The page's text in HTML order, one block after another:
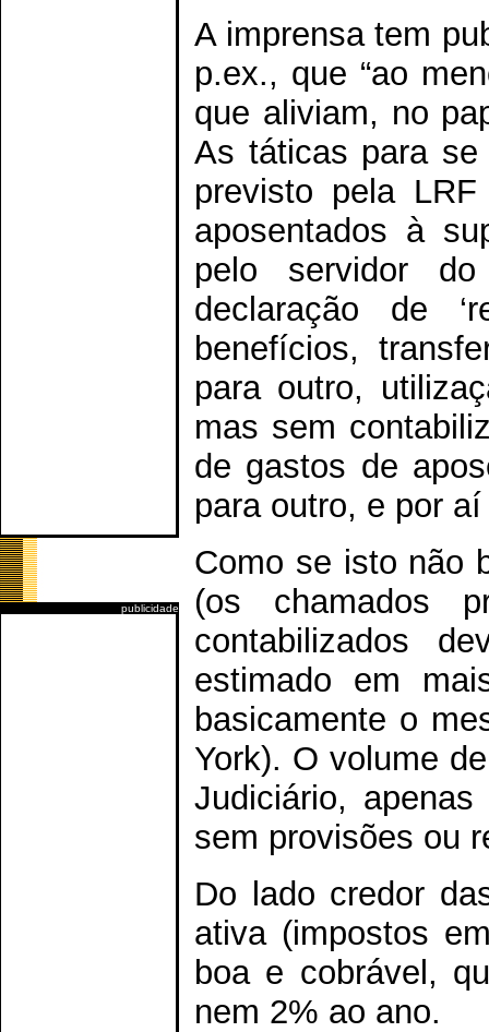
publicidade
A imprensa tem
p.ex., que “ao
que aliviam, no
As táticas para
previsto pela
aposentados à
pelo servidor
declaração de
benefícios,
para outro,
mas sem
de gastos de
para outro, e por
Como se isto não
(os chamados
contabilizados
estimado em
basicamente o
York). O volume
Judiciário,
sem provisões ou
Do lado credor
ativa (impostos
boa e cobrável,
nem 2% ao ano.